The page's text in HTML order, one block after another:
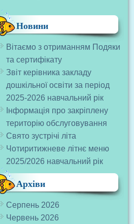
Новини
Вітаємо з отриманням Подяки
та сертифікату
Звіт керівника закладу
дошкільної освіти за період
2025-2026 навчальний рік
Інформація про закріплену
територію обслуговування
Свято зустрічі літа
Чотиритижневе літнє меню
2025/2026 навчальний рік
Архіви
Серпень 2026
Червень 2026